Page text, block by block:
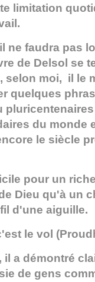
limitation
ne faudra pas
de Delsol se
selon moi, il le
quelques
du monde
le siècle
pour un
Dieu qu'à un
d'une aiguille.
le vol
il a démontré
de gens